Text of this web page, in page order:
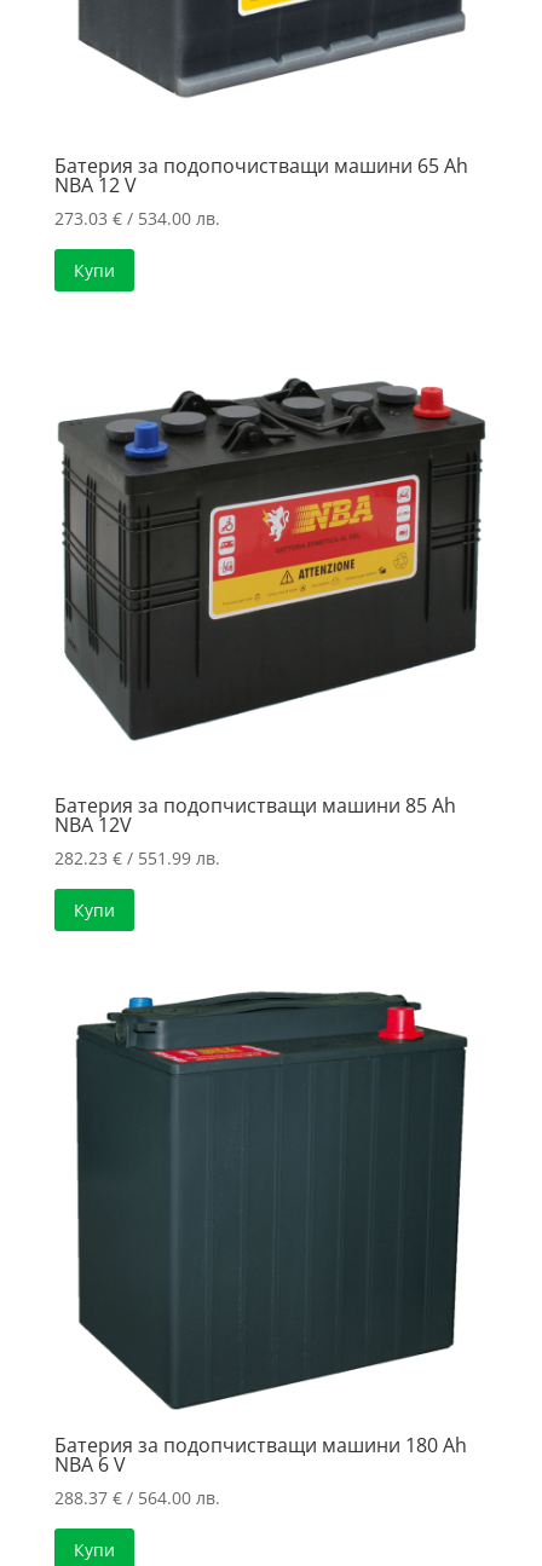
Батерия за подопочистващи машини 65 Ah
NBA 12 V
273.03 €/ 534.00 лв.
Купи
Батерия за подопчистващи машини 85 Ah
NBA 12V
282.23 €/ 551.99 лв.
Купи
Батерия за подопчистващи машини 180 Ah
NBA 6 V
288.37 €/ 564.00 лв.
Купи